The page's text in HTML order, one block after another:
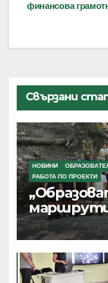
финансова
Свързани
НОВИНИ
РАБОТА ПО ПРОЕКТИ
маршрути